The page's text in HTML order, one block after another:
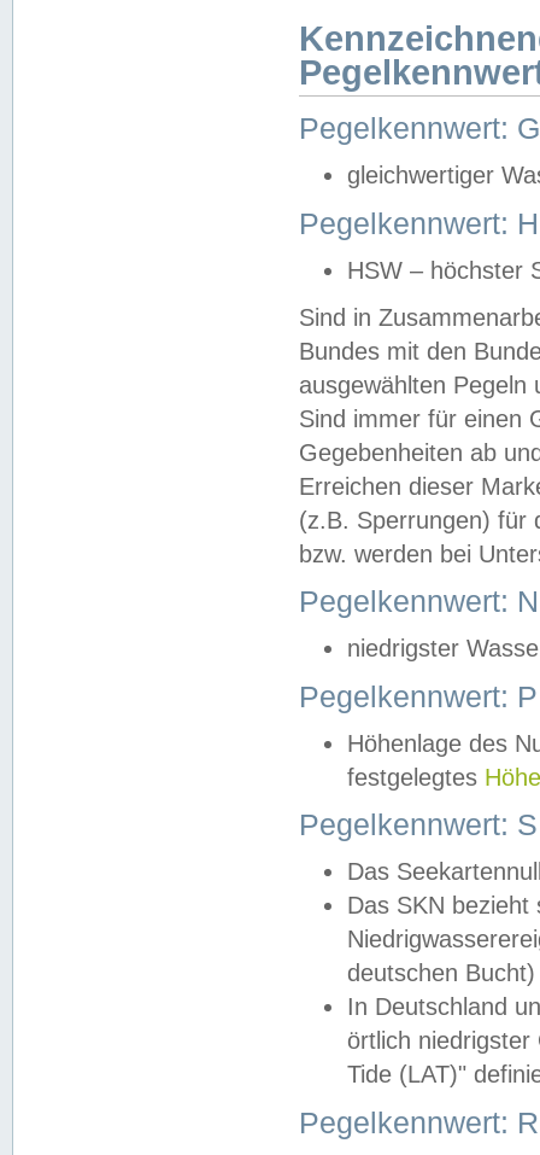
Pegelkennwert:
gleichwertiger
Pegelkennwert:
HSW – höchster
Sind in
Bundes mit den
ausgewählten
Sind immer für einen
Gegebenheiten ab
Erreichen dieser
(z.B. Sperrungen) für
bzw. werden bei
Pegelkennwert:
niedrigster
Pegelkennwert:
Höhenlage des
festgelegtes
Pegelkennwert:
Das
Das SKN
deutschen
In Deutschland
örtlich
Tide (LAT)"
Pegelkennwert: